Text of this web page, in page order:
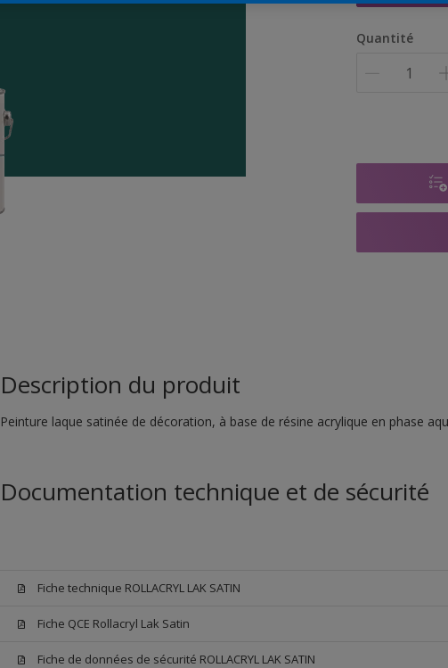
Quantité
Description du produit
Peinture laque satinée de décoration, à base de résine acrylique en phase
Documentation technique et de sécurité
Fiche technique ROLLACRYL LAK SATIN
Fiche QCE Rollacryl Lak Satin
Fiche de données de sécurité ROLLACRYL LAK SATIN